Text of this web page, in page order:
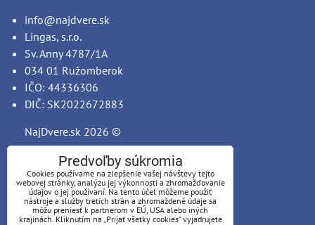
info@najdvere.sk
Lingas, s.r.o.
Sv. Anny 4787/1A
034 01 Ružomberok
IČO: 44336306
DIČ: SK2022672883
NajDvere.sk 2026 ©
Predvoľby súkromia
Cookies používame na zlepšenie vašej návštevy tejto
webovej stránky, analýzu jej výkonnosti a zhromažďovanie
údajov o jej používaní. Na tento účel môžeme použiť
nástroje a služby tretích strán a zhromaždené údaje sa
môžu preniesť k partnerom v EÚ, USA alebo iných
krajinách. Kliknutím na „Prijať všetky cookies“ vyjadrujete